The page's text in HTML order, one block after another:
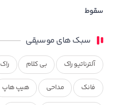
سقوط
سبک های موسیقی
آلترناتیو راک بی کلام راک
فانک مداحی هیپ هاپ